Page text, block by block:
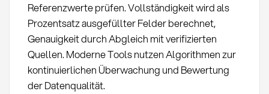
Referenzwerte prüfen. Vollständigkeit wird als
Prozentsatz ausgefüllter Felder berechnet,
Genauigkeit durch Abgleich mit verifizierten
Quellen. Moderne Tools nutzen Algorithmen zur
kontinuierlichen Überwachung und Bewertung
der Datenqualität.